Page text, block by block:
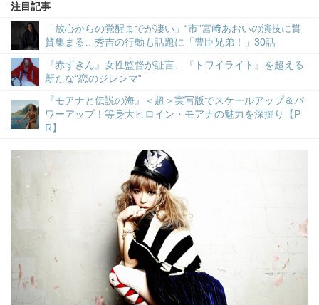
注目記事
「放心からの覚醒までが凄い」“市”宮﨑あおいの演技に賞
賛集まる…秀吉の行動も話題に「豊臣兄弟！」30話
『赤ずきん』女性監督が証言、『トワイライト』を超える
新たな“恋のジレンマ”
『モアナと伝説の海』＜超＞実写版でスケールアップ＆パ
ワーアップ！等身大ヒロイン・モアナの魅力を深掘り【P
R】